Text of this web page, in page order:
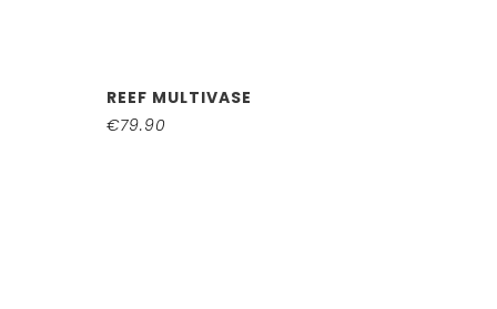
REEF MULTIVASE
€79.90